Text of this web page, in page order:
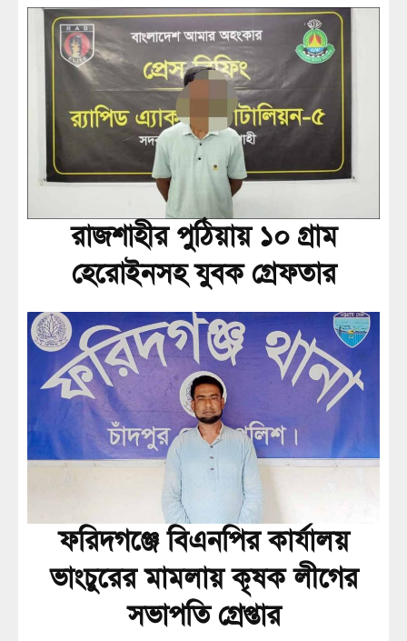
রাজশাহীর পুঠিয়ায় ১০ গ্রাম
হেরোইনসহ যুবক গ্রেফতার
ফরিদগঞ্জে বিএনপির কার্যালয়
ভাংচুরের মামলায় কৃষক লীগের
সভাপতি গ্রেপ্তার